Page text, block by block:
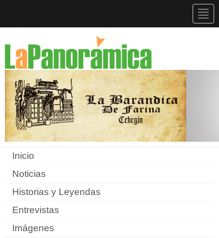
Inicio
Noticias
Historias y Leyendas
Entrevistas
Imágenes